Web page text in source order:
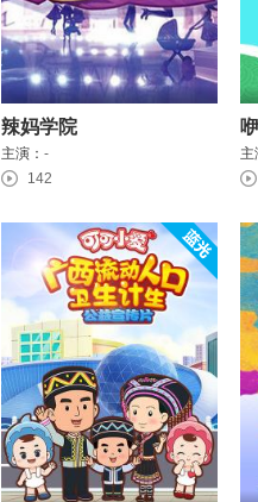
辣妈学院
主演： -
142
主